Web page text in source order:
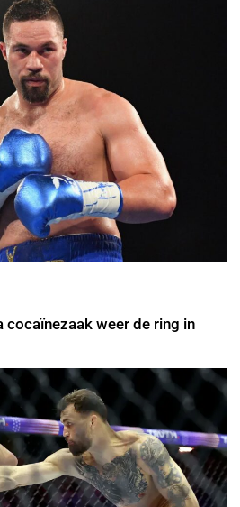
cocaïnezaak weer de ring in